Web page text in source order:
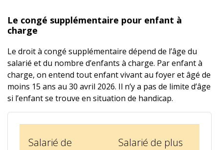
Le congé supplémentaire pour enfant à
charge
Le droit à congé supplémentaire dépend de l’âge du
salarié et du nombre d’enfants à charge. Par enfant à
charge, on entend tout enfant vivant au foyer et âgé de
moins 15 ans au 30 avril 2026. Il n’y a pas de limite d’âge
si l’enfant se trouve en situation de handicap.
Salarié de Salarié de plus